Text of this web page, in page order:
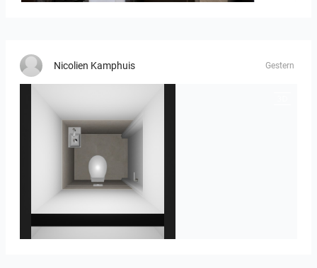
Nicolien Kamphuis Gestern
23-030409 bnr. 12